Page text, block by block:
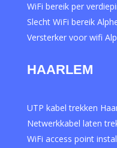
WiFi bereik per
Slecht WiFi bereik
Versterker voor wifi
HAARLEM
UTP kabel trekken
Netwerkkabel laten
WiFi access point